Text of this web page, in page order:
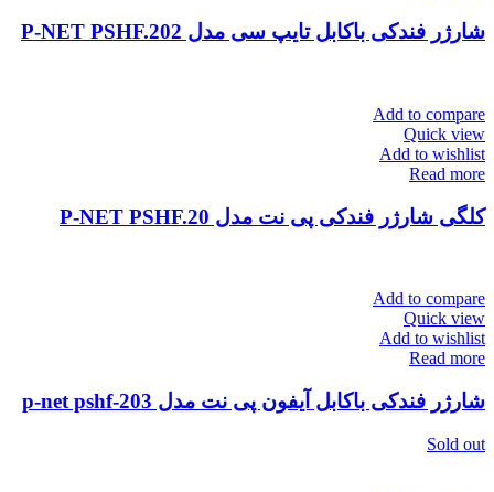
شارژر فندکی باکابل تایپ سی مدل P-NET PSHF.202
Add to compare
Quick view
Add to wishlist
Read more
کلگی شارژر فندکی پی نت مدل P-NET PSHF.20
Add to compare
Quick view
Add to wishlist
Read more
شارژر فندکی باکابل آیفون پی نت مدل 203-p-net pshf
Sold out